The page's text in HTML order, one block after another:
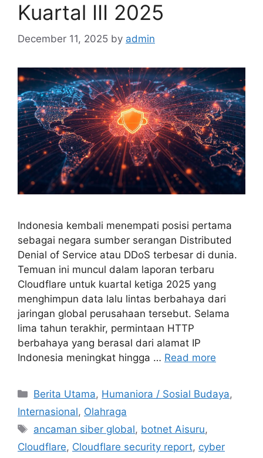
Kuartal III 2025
December 11, 2025 by admin
Indonesia kembali menempati posisi pertama
sebagai negara sumber serangan Distributed
Denial of Service atau DDoS terbesar di dunia.
Temuan ini muncul dalam laporan terbaru
Cloudflare untuk kuartal ketiga 2025 yang
menghimpun data lalu lintas berbahaya dari
jaringan global perusahaan tersebut. Selama
lima tahun terakhir, permintaan HTTP
berbahaya yang berasal dari alamat IP
Indonesia meningkat hingga … Read more
C
a
e
g
Berita Utama, Humaniora / Sosial Budaya,
Internasional, Olahraga
T
a
ancaman siber global, botnet Aisuru,
Cloudflare, Cloudflare security report, cyber